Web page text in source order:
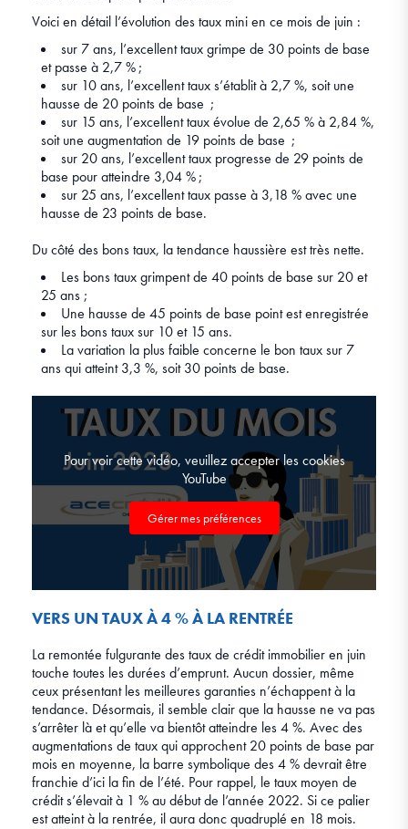
Voici en détail l’évolution des taux mini en ce mois de juin :
sur 7 ans, l’excellent taux grimpe de 30 points de base
et passe à 2,7 % ;
sur 10 ans, l’excellent taux s’établit à 2,7 %, soit une
hausse de 20 points de base ;
sur 15 ans, l’excellent taux évolue de 2,65 % à 2,84 %,
soit une augmentation de 19 points de base ;
sur 20 ans, l’excellent taux progresse de 29 points de
base pour atteindre 3,04 % ;
sur 25 ans, l’excellent taux passe à 3,18 % avec une
hausse de 23 points de base.
Du côté des bons taux, la tendance haussière est très nette.
Les bons taux grimpent de 40 points de base sur 20 et
25 ans ;
Une hausse de 45 points de base point est enregistrée
sur les bons taux sur 10 et 15 ans.
La variation la plus faible concerne le bon taux sur 7
ans qui atteint 3,3 %, soit 30 points de base.
Pour voir cette vidéo, veuillez accepter les cookies
YouTube
Gérer mes préférences
VERS UN TAUX À 4 % À LA RENTRÉE
La remontée fulgurante des taux de crédit immobilier en juin
touche toutes les durées d’emprunt. Aucun dossier, même
ceux présentant les meilleures garanties n’échappent à la
tendance. Désormais, il semble clair que la hausse ne va pas
s’arrêter là et qu’elle va bientôt atteindre les 4 %. Avec des
augmentations de taux qui approchent 20 points de base par
mois en moyenne, la barre symbolique des 4 % devrait être
franchie d’ici la fin de l’été. Pour rappel, le taux moyen de
crédit s’élevait à 1 % au début de l’année 2022. Si ce palier
est atteint à la rentrée, il aura donc quadruplé en 18 mois.